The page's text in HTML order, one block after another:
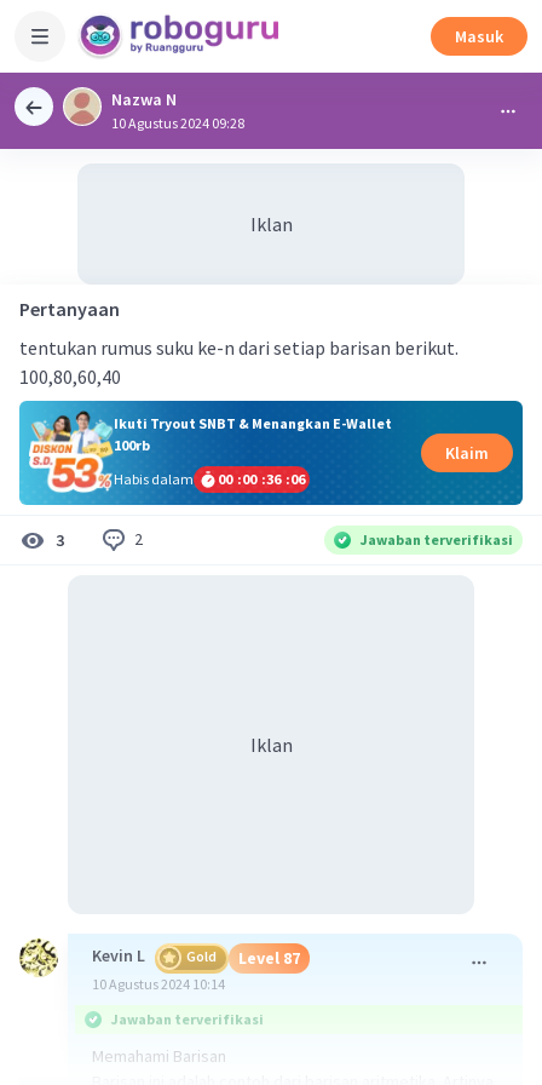
Masuk
Nazwa N
10 Agustus 2024 09:28
Iklan
Pertanyaan
tentukan rumus suku ke-n dari setiap barisan berikut.
100,80,60,40
Ikuti Tryout SNBT & Menangkan E-Wallet
100rb
Habis dalam
00 :00 :36 :05
Klaim
3 2 Jawaban terverifikasi
Iklan
Kevin L Gold Level 87
10 Agustus 2024 10:14
Jawaban terverifikasi
Memahami Barisan